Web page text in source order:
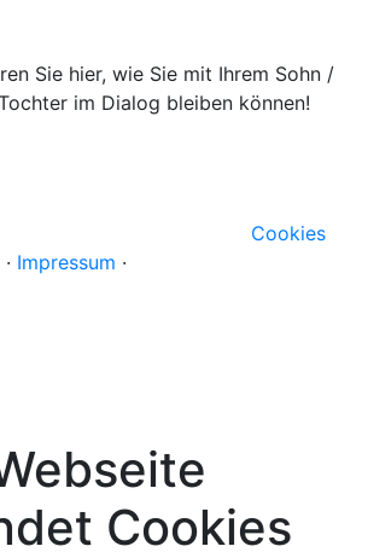
Sie hier, wie Sie mit Ihrem Sohn /
im Dialog bleiben können!
· Impressum ·
Cookies
Cookies